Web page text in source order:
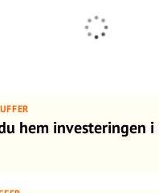
hem investeringen i